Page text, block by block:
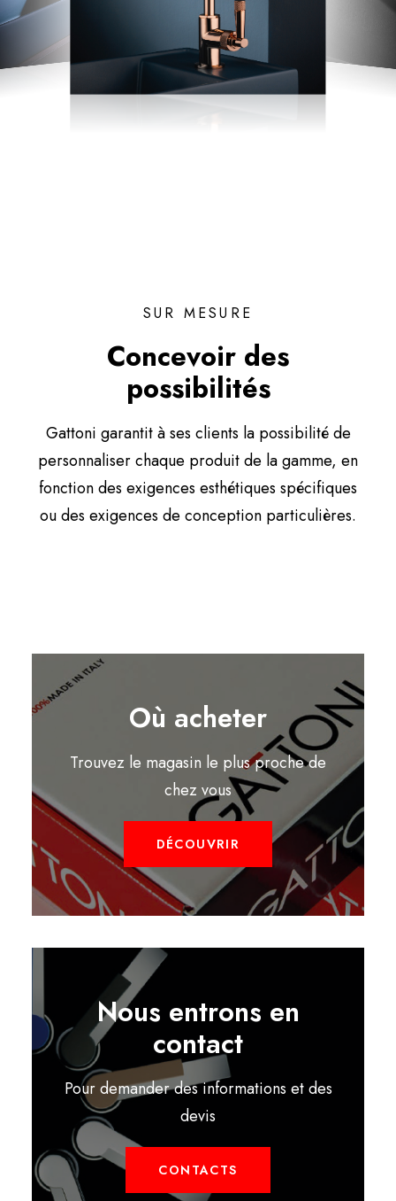
SUR MESURE
Concevoir des
possibilités
Gattoni garantit à ses clients la possibilité de
personnaliser chaque produit de la gamme, en
fonction des exigences esthétiques spécifiques
ou des exigences de conception particulières.
Où acheter
Trouvez le magasin le plus proche de
chez vous
DÉCOUVRIR
Nous entrons en
contact
Pour demander des informations et des
devis
CONTACTS